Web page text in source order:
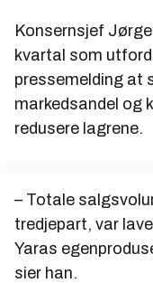
Konsernsjef
kvartal som
pressemelding at
markedsandel og
redusere lagrene.
– Totale
tredjepart, var
Yaras
sier han.